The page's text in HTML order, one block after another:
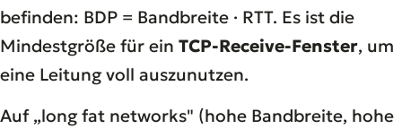
befinden: BDP = Bandbreite · RTT. Es ist die
Mindestgröße für ein TCP-Receive-Fenster, um
eine Leitung voll auszunutzen.
Auf „long fat networks" (hohe Bandbreite, hohe